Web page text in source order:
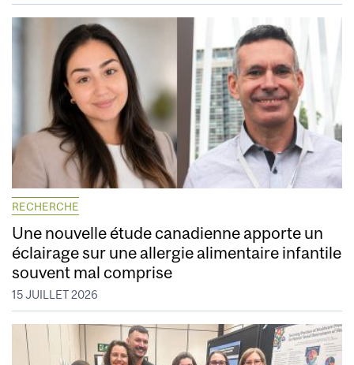
RECHERCHE
Une nouvelle étude canadienne apporte un
éclairage sur une allergie alimentaire infantile
souvent mal comprise
15 JUILLET 2026